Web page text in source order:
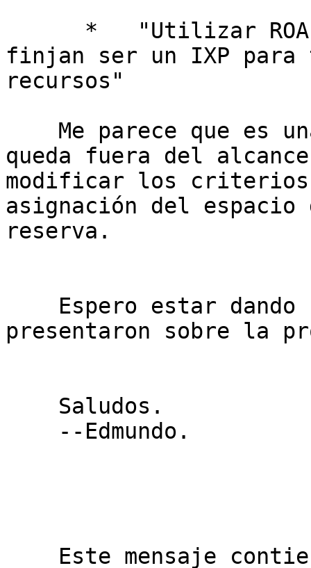
finjan ser un IXP para
recursos"
queda fuera del
modificar los criterios
asignación del
reserva.
presentaron sobre la